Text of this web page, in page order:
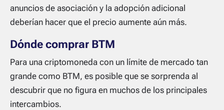
anuncios de asociación y la adopción adicional
deberían hacer que el precio aumente aún más.
Dónde comprar BTM
Para una criptomoneda con un límite de mercado tan
grande como BTM, es posible que se sorprenda al
descubrir que no figura en muchos de los principales
intercambios.